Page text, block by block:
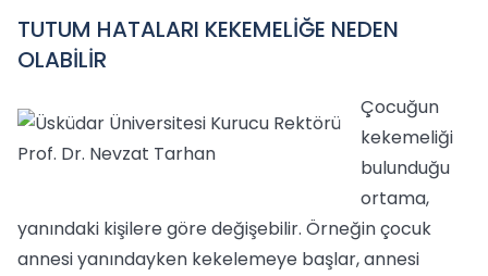
TUTUM HATALARI KEKEMELİĞE NEDEN
OLABİLİR
Çocuğun
kekemeliği
bulunduğu
ortama,
yanındaki kişilere göre değişebilir. Örneğin çocuk
annesi yanındayken kekelemeye başlar, annesi